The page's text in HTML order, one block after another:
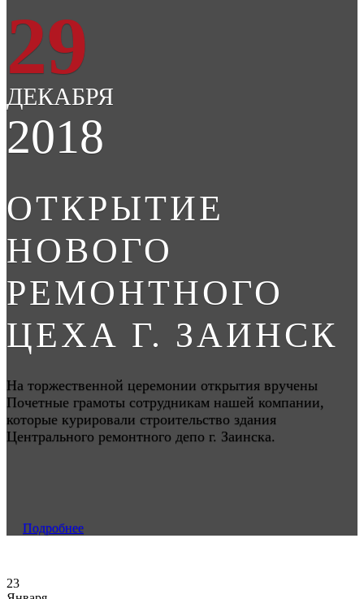
29
ДЕКАБРЯ
2018
ОТКРЫТИЕ
НОВОГО
РЕМОНТНОГО
ЦЕХА Г. ЗАИНСК
На торжественной церемонии открытия вручены
Почетные грамоты сотрудникам нашей компании,
которые курировали строительство здания
Центрального ремонтного депо г. Заинска.
Подробнее
23